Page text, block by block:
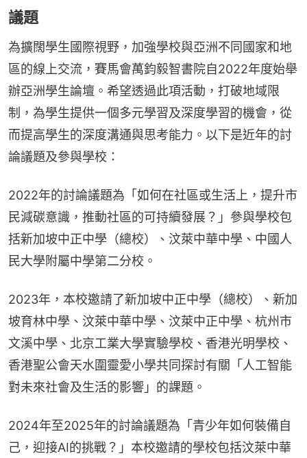
議題
為擴闊學生國際視野，加強學校與亞洲不同國家和地
區的線上交流，賽馬會萬鈞毅智書院自2022年度始舉
辦亞洲學生論壇。希望透過此項活動，打破地域限
制，為學生提供一個多元學習及深度學習的機會，從
而提高學生的深度溝通與思考能力。以下是近年的討
論議題及參與學校：
2022年的討論議題為「如何在社區或生活上，提升市
民減碳意識，推動社區的可持續發展？」參與學校包
括新加坡中正中學（總校）、汶萊中華中學、中國人
民大學附屬中學第二分校。
2023年，本校邀請了新加坡中正中學（總校）、新加
坡育林中學、汶萊中華中學、汶萊中正中學、杭州市
文溪中學、北京工業大學實驗學校、香港光明學校、
香港聖公會天水圍靈愛小學共同探討有關「人工智能
對未來社會及生活的影響」的課題。
2024年至2025年的討論議題為「青少年如何裝備自
己，迎接AI的挑戰？」本校邀請的學校包括汶萊中華